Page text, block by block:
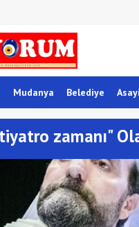
Mudanya Belediye
zamanı"